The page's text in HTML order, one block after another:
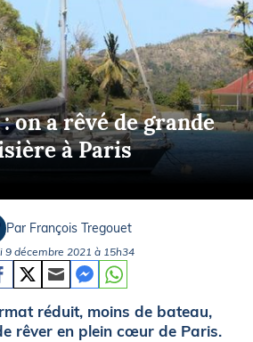
on a rêvé de grande
à Paris
Par François Tregouet
9 décembre 2021 à 15h34
réduit, moins de bateau,
rêver en plein cœur de Paris.